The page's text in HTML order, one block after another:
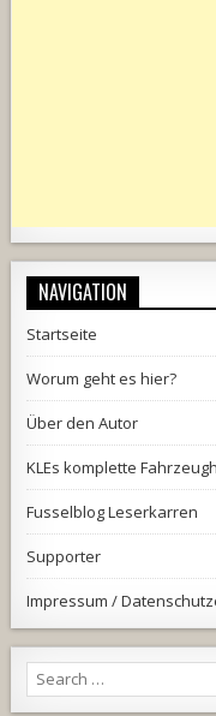
NAVIGATION
Startseite
Worum geht es hier?
Über den Autor
KLEs komplette
Fusselblog Leserkarren
Supporter
Impressum /
Search
for: